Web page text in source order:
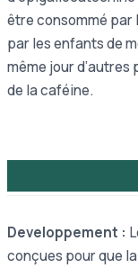
être consommé
par les enfants de
même jour
de la caféine.
Developpement :
conçues pour que